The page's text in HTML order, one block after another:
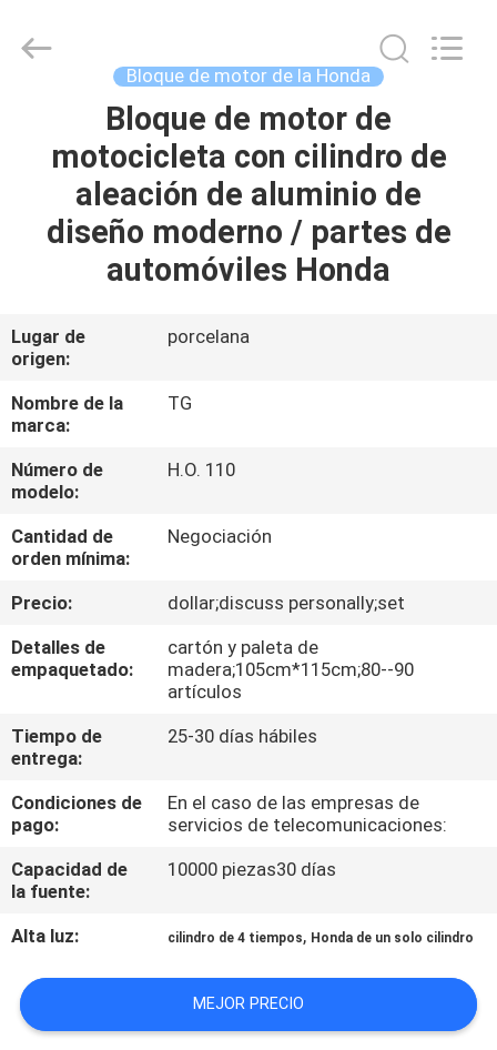
PRODUCTOS
VIAJE
DE
LA
FÁBRICA
CONTROL
DE
EN
CONTACTO
CON
NOTICIAS
PIDA
UNA
CITA
Rights
Bloque de motor de la Honda
Bloque de motor de
motocicleta con cilindro de
aleación de aluminio de
diseño moderno / partes de
automóviles Honda
Lugar de
origen:
porcelana
Nombre de la
marca:
TG
Número de
modelo:
H.O. 110
Cantidad de
orden mínima:
Negociación
Precio:
dollar;discuss personally;set
Detalles de
empaquetado:
cartón y paleta de
madera;105cm*115cm;80--90
artículos
Tiempo de
entrega:
25-30 días hábiles
Condiciones de
pago:
En el caso de las empresas de
servicios de telecomunicaciones:
Capacidad de
la fuente:
10000 piezas30 días
Alta luz: cilindro de 4 tiempos, Honda de un solo cilindro
MEJOR PRECIO